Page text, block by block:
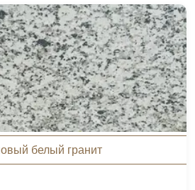
белый гранит